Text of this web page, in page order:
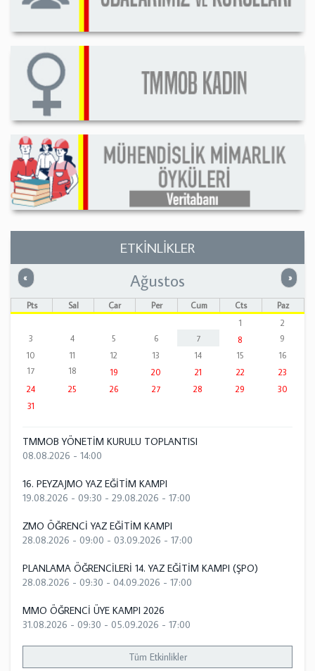
ETKİNLİKLER
« Önceki »
Ağustos
Pts Sal Çar Per Cum Cts
Paz
1
2
3
4 5 6 7 8
9
10
11 12 13 14 15
16
17
18 19 20 21 22
23
24
25 26 27 28 29
30
31
TMMOB YÖNETİM KURULU TOPLANTISI
08.08.2026 - 14:00
16. PEYZAJMO YAZ EĞİTİM KAMPI
19.08.2026 - 09:30 - 29.08.2026 - 17:00
ZMO ÖĞRENCİ YAZ EĞİTİM KAMPI
28.08.2026 - 09:00 - 03.09.2026 - 17:00
PLANLAMA ÖĞRENCİLERİ 14. YAZ EĞİTİM KAMPI (ŞPO)
28.08.2026 - 09:30 - 04.09.2026 - 17:00
MMO ÖĞRENCİ ÜYE KAMPI 2026
31.08.2026 - 09:30 - 05.09.2026 - 17:00
Tüm Etkinlikler